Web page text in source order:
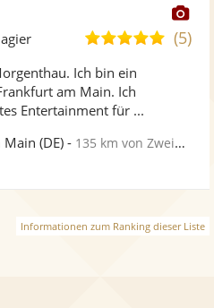
5,0(5)
Ich bin ein
am Main. Ich
Entertainment für ...
Main (DE) - 135 km von Zweibrücken
Informationen zum Ranking dieser Liste